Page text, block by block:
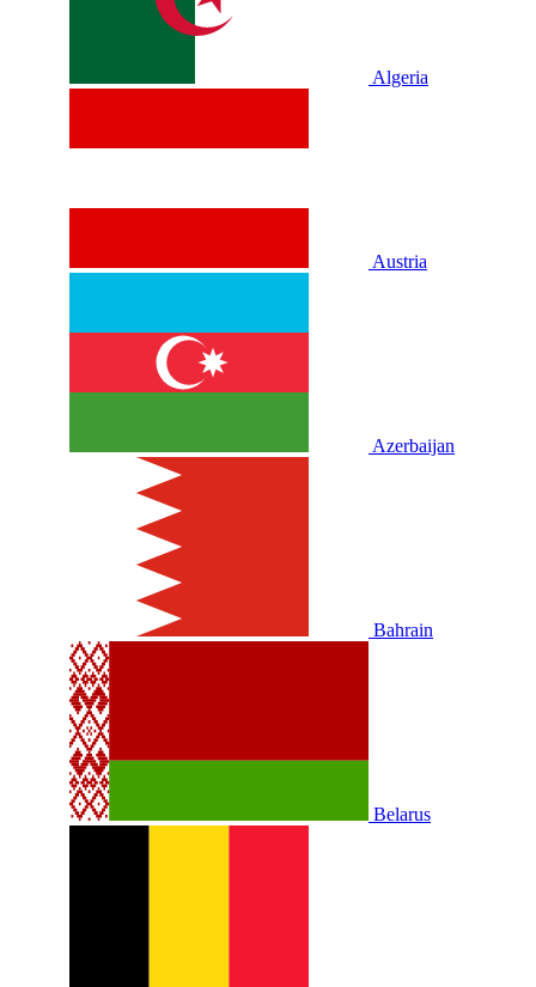
Algeria
Austria
Azerbaijan
Bahrain
Belarus